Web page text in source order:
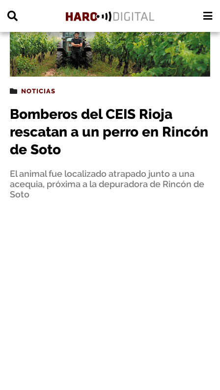
NOTICIAS
Bomberos del CEIS Rioja
rescatan a un perro en Rincón
de Soto
El animal fue localizado atrapado junto a una
acequia, próxima a la depuradora de Rincón de
Soto